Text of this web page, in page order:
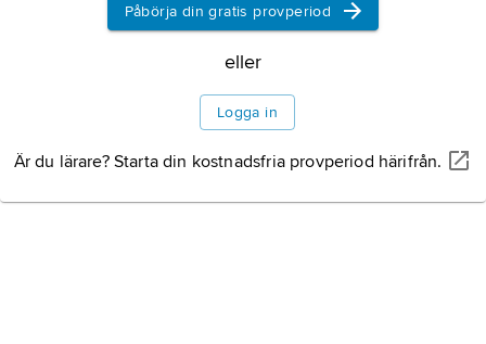
Påbörja din gratis provperiod
eller
Logga in
Är du lärare? Starta din kostnadsfria provperiod härifrån.